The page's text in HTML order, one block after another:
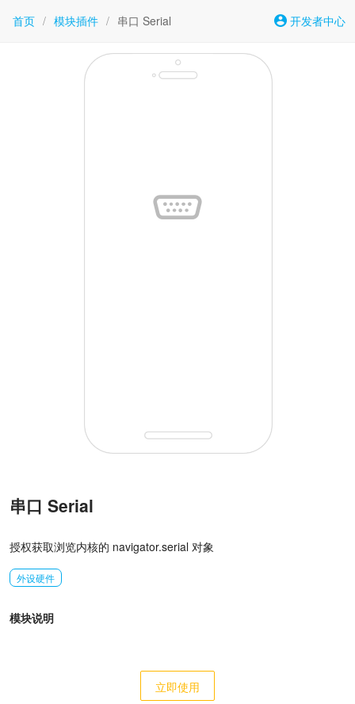
首页 / 模块插件 / 串口 Serial 开发者中心
串口 Serial
授权获取浏览内核的 navigator.serial 对象
外设硬件
模块说明
立即使用